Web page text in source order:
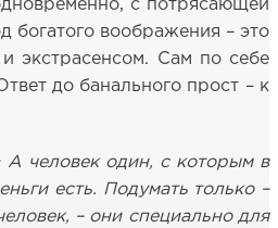
с потрясающей
богатого воображения – это
экстрасенсом. Сам по себе
до банального прост – к
А человек один, с которым в
есть. Подумать только –
– они специально для